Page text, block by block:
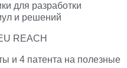
для разработки
и решений
REACH
и 4 патента на полезные